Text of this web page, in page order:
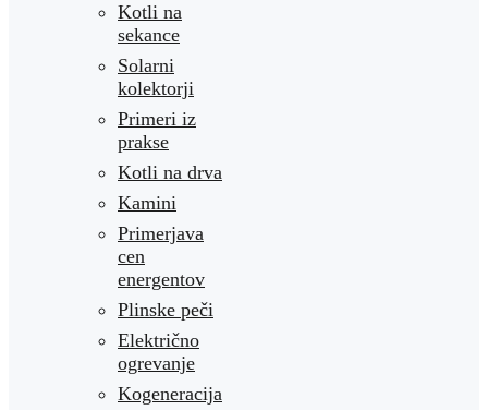
Kotli na
sekance
Solarni
kolektorji
Primeri iz
prakse
Kotli na drva
Kamini
Primerjava
cen
energentov
Plinske peči
Električno
ogrevanje
Kogeneracija